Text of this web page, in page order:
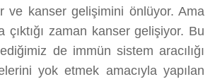
ve kanser gelişimini önlüyor. Ama
çıktığı zaman kanser gelişiyor. Bu
de immün sistem aracılığı
yok etmek amacıyla yapılan